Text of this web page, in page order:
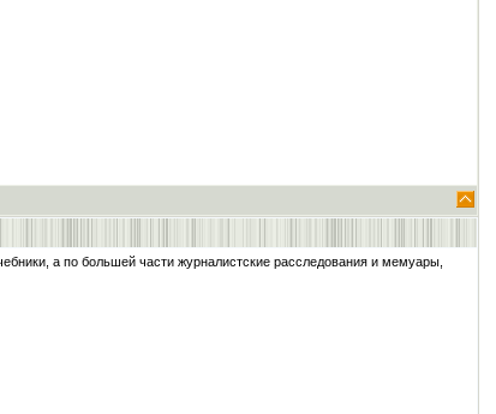
а по большей части журналистские расследования и мемуары,